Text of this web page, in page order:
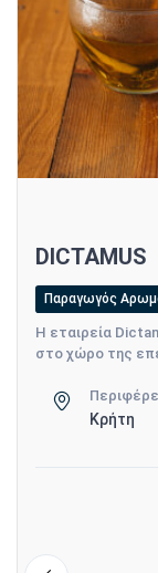
DICTAMUS
Παραγωγός
Η εταιρεία
στο χώρο της
Κρήτη